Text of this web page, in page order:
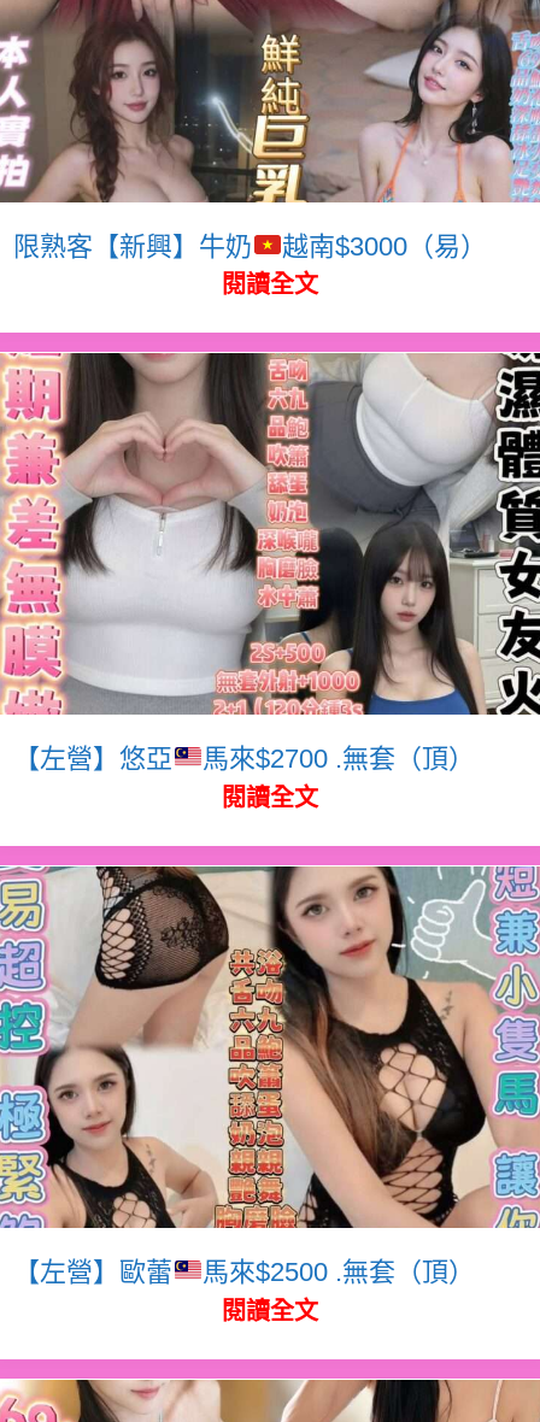
限熟客【新興】牛奶 越南$3000（易）
閱讀全文
【左營】悠亞 馬來$2700 .無套（頂）
閱讀全文
【左營】歐蕾 馬來$2500 .無套（頂）
閱讀全文